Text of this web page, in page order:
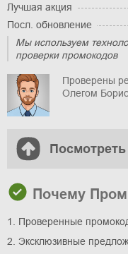
Лучшая акция
Посл. обновление
Мы используем
проверки промокодов
Проверены
Олегом
Почему
1. Проверенные
2. Эксклюзивные